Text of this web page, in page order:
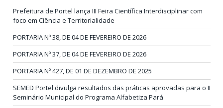
Prefeitura de Portel lança III Feira Científica Interdisciplinar com
foco em Ciência e Territorialidade
PORTARIA Nº 38, DE 04 DE FEVEREIRO DE 2026
PORTARIA Nº 37, DE 04 DE FEVEREIRO DE 2026
PORTARIA Nº 427, DE 01 DE DEZEMBRO DE 2025
SEMED Portel divulga resultados das práticas aprovadas para o II
Seminário Municipal do Programa Alfabetiza Pará